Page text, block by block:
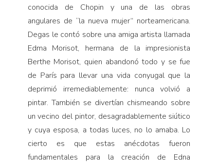
conocida de Chopin y una de las obras
angulares de “la nueva mujer” norteamericana.
Degas le contó sobre una amiga artista llamada
Edma Morisot, hermana de la impresionista
Berthe Morisot, quien abandonó todo y se fue
de París para llevar una vida conyugal que la
deprimió irremediablemente: nunca volvió a
pintar. También se divertían chismeando sobre
un vecino del pintor, desagradablemente siútico
y cuya esposa, a todas luces, no lo amaba. Lo
cierto es que estas anécdotas fueron
fundamentales para la creación de Edna